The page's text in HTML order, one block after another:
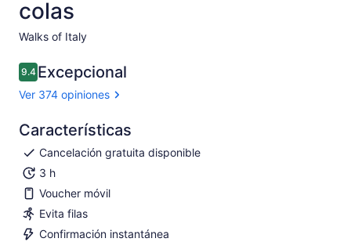
colas
Walks of Italy​
9.49.4 de 10
Excepcional
Ver 374 opiniones
Características
Cancelación gratuita disponible
3 h
Voucher móvil
Evita filas
Confirmación instantánea